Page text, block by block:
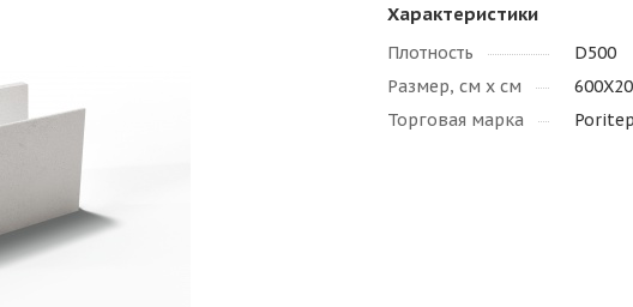
Характеристики
Плотность
D500
Размер, см х см
Торговая марка
Poritep